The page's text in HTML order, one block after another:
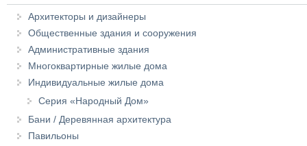
Архитекторы и дизайнеры
Общественные здания и сооружения
Административные здания
Многоквартирные жилые дома
Индивидуальные жилые дома
Серия «Народный Дом»
Бани / Деревянная архитектура
Павильоны